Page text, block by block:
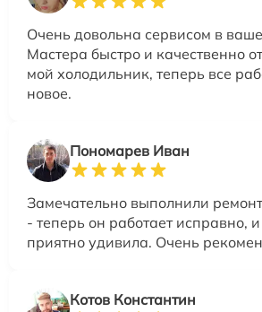
Очень довольна сервисом в
Мастера быстро и качественно
мой холодильник, теперь все
новое.
Пономарев Иван
Замечательно выполнили
- теперь он работает исправно,
приятно удивила. Очень
Котов Константин